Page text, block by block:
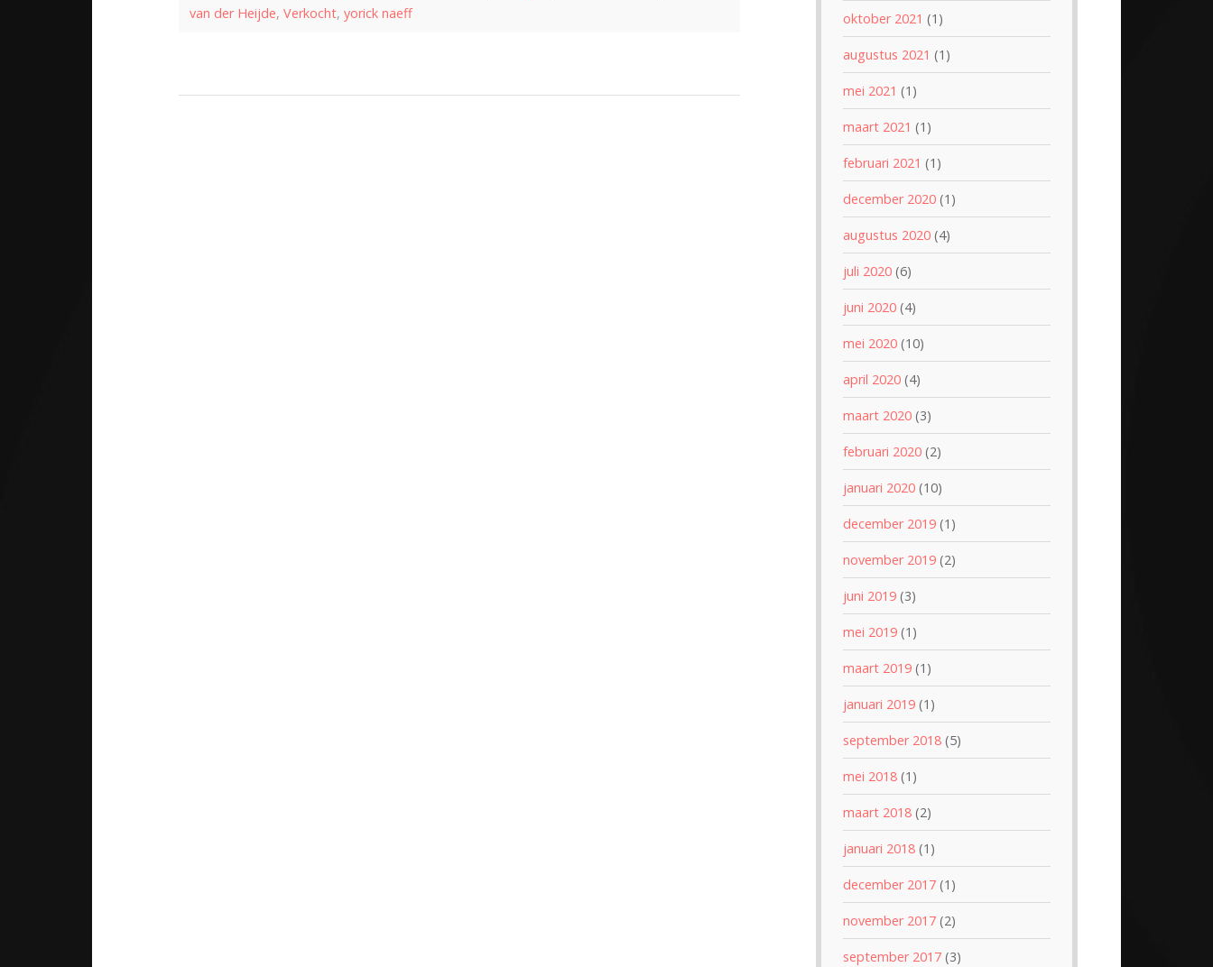
van der Heijde, Verkocht, yorick naeff oktober 2021 (1)
augustus 2021 (1)
mei 2021 (1)
maart 2021 (1)
februari 2021 (1)
december 2020(1)
augustus 2020(4)
juli 2020(6)
juni 2020(4)
mei 2020(10)
april 2020(4)
maart 2020(3)
februari 2020(2)
januari 2020(10)
december 2019(1)
november 2019(2)
juni 2019(3)
mei 2019(1)
maart 2019(1)
januari 2019(1)
september 2018(5)
mei 2018(1)
maart 2018(2)
januari 2018(1)
december 2017(1)
november 2017(2)
september 2017(3)